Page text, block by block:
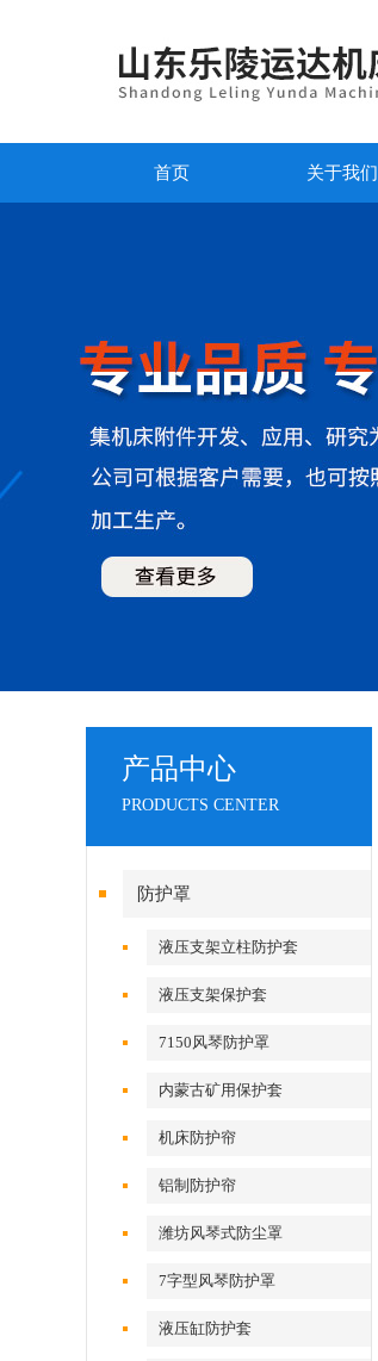
首页 关于我们
产品中心
PRODUCTS CENTER
防护罩
液压支架立柱防护套
液压支架保护套
7150风琴防护罩
内蒙古矿用保护套
机床防护帘
铝制防护帘
潍坊风琴式防尘罩
7字型风琴防护罩
液压缸防护套